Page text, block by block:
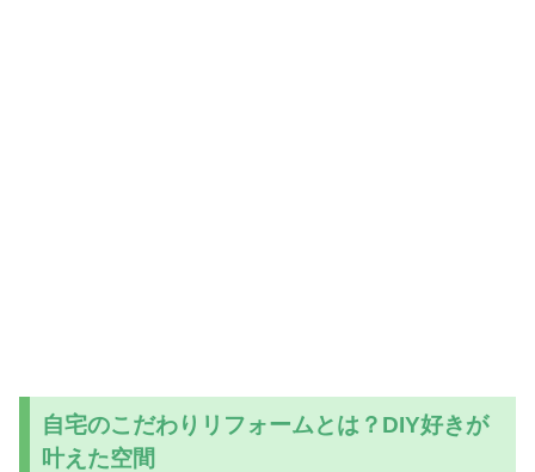
自宅のこだわりリフォームとは？DIY好きが
叶えた空間